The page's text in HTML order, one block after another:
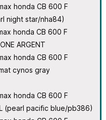
honda CB 600 F
night star/nha84)
honda CB 600 F
ARGENT
honda CB 600 F
cynos gray
honda CB 600 F
(pearl pacific blue/pb386)